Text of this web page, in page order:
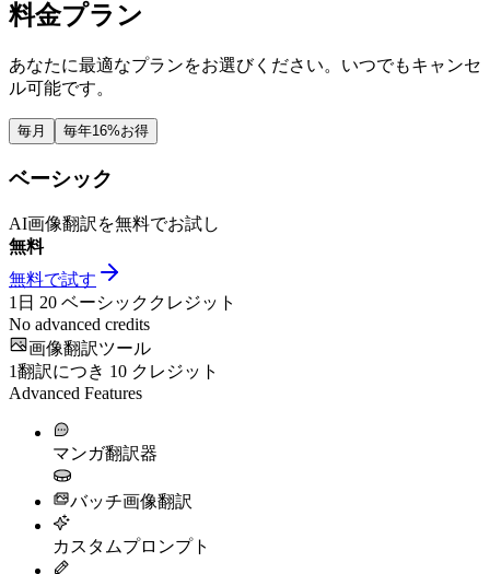
料金プラン
あなたに最適なプランをお選びください。いつでもキャンセ
ル可能です。
毎月 毎年16%お得
ベーシック
AI画像翻訳を無料でお試し
無料
無料で試す
1日 20 ベーシッククレジット
No advanced credits
画像翻訳ツール
1翻訳につき 10 クレジット
Advanced Features
マンガ翻訳器
バッチ画像翻訳
カスタムプロンプト